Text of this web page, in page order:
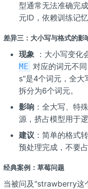
型通常无法准确完
元ID，依赖训练记
差异三：大小写与格式的影
现象：大小写变化
ME 对应的词元不
s"是4个词元，全大
拆分为6个词元。
影响：全大写、特
源，挤占模型用于
建议 ：简单的格式
预处理完成，不要
经典案例：草莓问题
当被问及"strawberry这